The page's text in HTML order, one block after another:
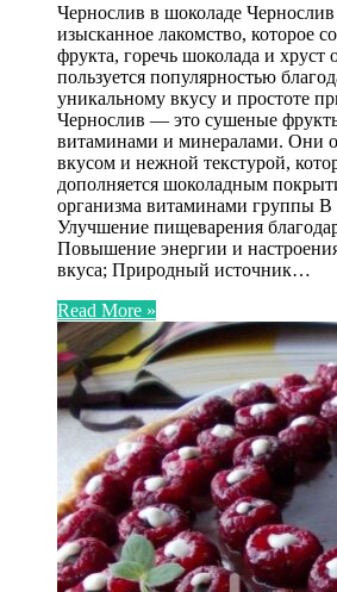
Чернослив в шоколаде
изысканное лакомство, которое
фрукта, горечь шоколада и хруст
пользуется популярностью
уникальному вкусу и простоте
Чернослив — это сушеные
витаминами и минералами. Они
вкусом и нежной текстурой,
дополняется шоколадным
организма витаминами группы
Улучшение пищеварения
Повышение энергии и
вкуса; Природный источник…
Read More »